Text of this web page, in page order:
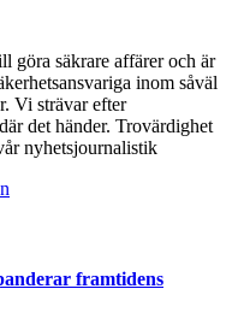
göra säkrare affärer och är
inom såväl
Vi strävar efter
det händer. Trovärdighet
nyhetsjournalistik
framtidens